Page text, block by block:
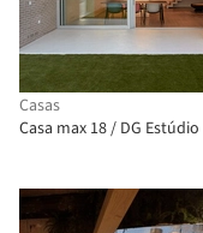
Casas
Casa max 18 / DG Estúdio